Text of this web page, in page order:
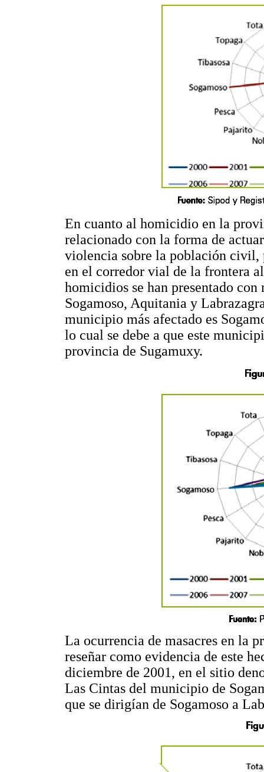
En cuanto al homicidio en la
relacionado con la forma de
violencia sobre la población civil,
en el corredor vial de la frontera
homicidios se han presentado
Sogamoso, Aquitania y
municipio más afectado es
lo cual se debe a que este
provincia de Sugamuxy.
La ocurrencia de masacres en la
reseñar como evidencia de este
diciembre de 2001, en el sitio
Las Cintas del municipio de
que se dirigían de Sogamoso a